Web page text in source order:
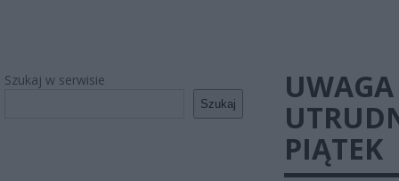
Szukaj w serwisie
Szukaj
PIĄTEK